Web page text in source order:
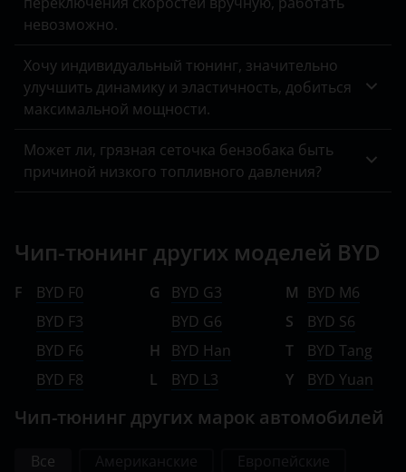
невозможно.
Хочу индивидуальный тюнинг, значительно
улучшить динамику и эластичность, добиться
максимальной мощности.
Может ли, грязная сеточка бензобака быть
причиной низкого топливного давления?
Чип-тюнинг других моделей BYD
F
BYD F0
BYD F3
BYD F6
BYD F8
G
BYD G3
BYD G6
H
BYD Han
L
BYD L3
M BYD M6
S
BYD S6
T
BYD Tang
Y
BYD Yuan
Чип-тюнинг других марок автомобилей
Все